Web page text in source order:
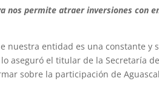
nos permite atraer inversiones con
nuestra entidad es una constante
aseguró el titular de la Secretaría
sobre la participación de